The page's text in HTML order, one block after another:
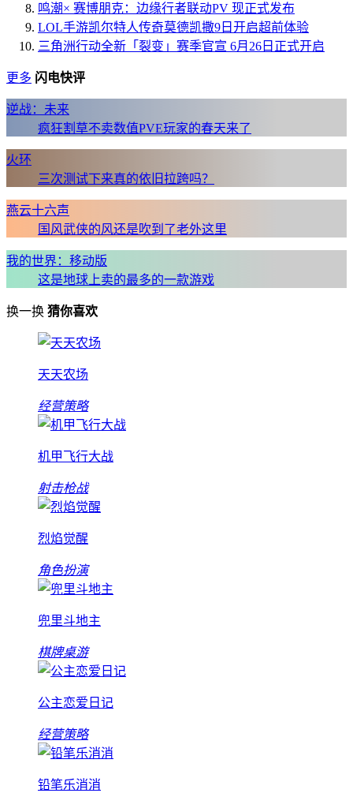
鸣潮× 赛博朋克：边缘行者联动PV 现正式发布
LOL手游凯尔特人传奇莫德凯撒9日开启超前体验
三角洲行动全新「裂变」赛季官宣 6月26日正式开启
更多 闪电快评
逆战：未来
疯狂割草不卖数值PVE玩家的春天来了
火环
三次测试下来真的依旧拉跨吗？
燕云十六声
国风武侠的风还是吹到了老外这里
我的世界：移动版
这是地球上卖的最多的一款游戏
换一换 猜你喜欢
天天农场
经营策略
机甲飞行大战
射击枪战
烈焰觉醒
角色扮演
兜里斗地主
棋牌桌游
公主恋爱日记
经营策略
铅笔乐消消